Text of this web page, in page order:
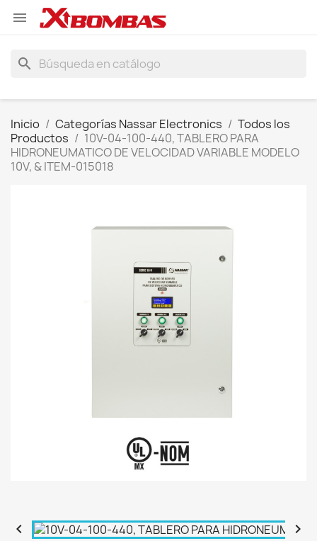

search
Inicio Categorías Nassar Electronics
Todos los
Productos
10V-04-100-440, TABLERO PARA
HIDRONEUMATICO DE VELOCIDAD VARIABLE MODELO
10V, & ITEM-015018
 